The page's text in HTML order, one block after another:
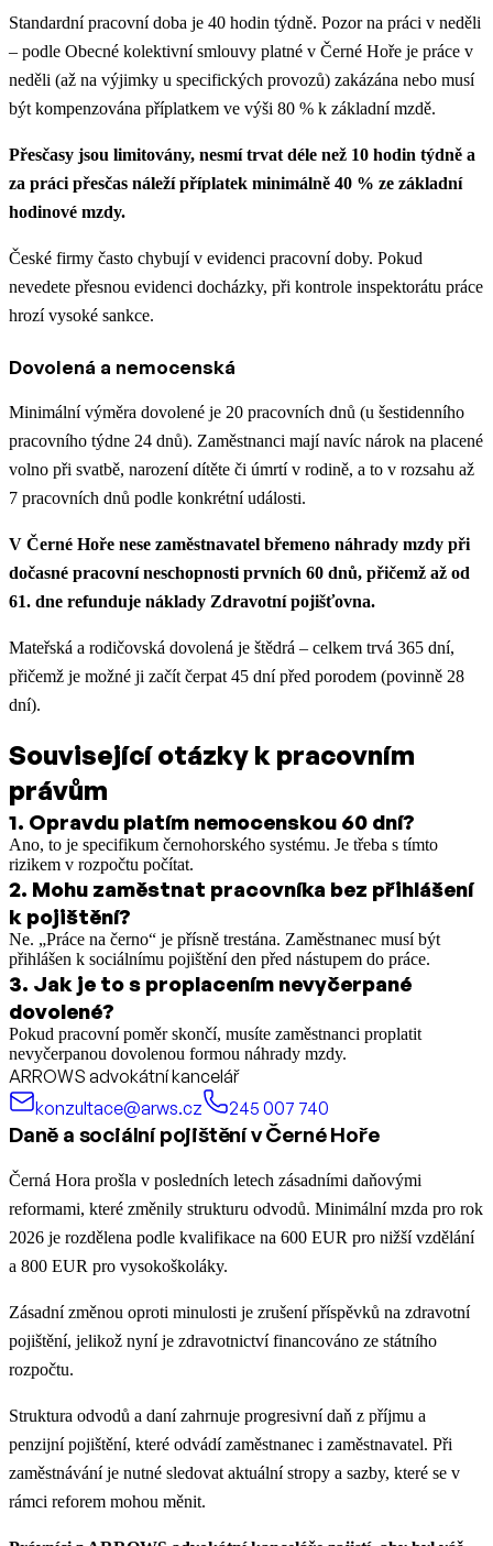
Standardní pracovní doba je 40 hodin týdně. Pozor na práci v neděli
– podle Obecné kolektivní smlouvy platné v Černé Hoře je práce v
neděli (až na výjimky u specifických provozů) zakázána nebo musí
být kompenzována příplatkem ve výši 80 % k základní mzdě.
Přesčasy jsou limitovány, nesmí trvat déle než 10 hodin týdně a
za práci přesčas náleží příplatek minimálně 40 % ze základní
hodinové mzdy.
České firmy často chybují v evidenci pracovní doby. Pokud
nevedete přesnou evidenci docházky, při kontrole inspektorátu práce
hrozí vysoké sankce.
Dovolená a nemocenská
Minimální výměra dovolené je 20 pracovních dnů (u šestidenního
pracovního týdne 24 dnů). Zaměstnanci mají navíc nárok na placené
volno při svatbě, narození dítěte či úmrtí v rodině, a to v rozsahu až
7 pracovních dnů podle konkrétní události.
V Černé Hoře nese zaměstnavatel břemeno náhrady mzdy při
dočasné pracovní neschopnosti prvních 60 dnů, přičemž až od
61. dne refunduje náklady Zdravotní pojišťovna.
Mateřská a rodičovská dovolená je štědrá – celkem trvá 365 dní,
přičemž je možné ji začít čerpat 45 dní před porodem (povinně 28
dní).
Související otázky k pracovním
právům
1. Opravdu platím nemocenskou 60 dní?
Ano, to je specifikum černohorského systému. Je třeba s tímto
rizikem v rozpočtu počítat.
2. Mohu zaměstnat pracovníka bez přihlášení
k pojištění?
Ne. „Práce na černo“ je přísně trestána. Zaměstnanec musí být
přihlášen k sociálnímu pojištění den před nástupem do práce.
3. Jak je to s proplacením nevyčerpané
dovolené?
Pokud pracovní poměr skončí, musíte zaměstnanci proplatit
nevyčerpanou dovolenou formou náhrady mzdy.
ARROWS advokátní kancelář
konzultace@arws.cz
245 007 740
Daně a sociální pojištění v Černé Hoře
Černá Hora prošla v posledních letech zásadními daňovými
reformami, které změnily strukturu odvodů. Minimální mzda pro rok
2026 je rozdělena podle kvalifikace na 600 EUR pro nižší vzdělání
a 800 EUR pro vysokoškoláky.
Zásadní změnou oproti minulosti je zrušení příspěvků na zdravotní
pojištění, jelikož nyní je zdravotnictví financováno ze státního
rozpočtu.
Struktura odvodů a daní zahrnuje progresivní daň z příjmu a
penzijní pojištění, které odvádí zaměstnanec i zaměstnavatel. Při
zaměstnávání je nutné sledovat aktuální stropy a sazby, které se v
rámci reforem mohou měnit.